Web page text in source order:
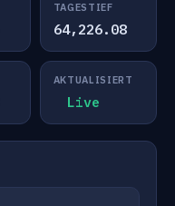
TAGESTIEF
64,226.08
AKTUALISIERT
Live